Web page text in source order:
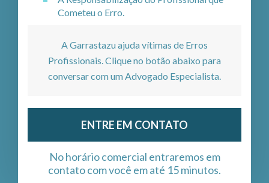
Cometeu o Erro.
A Garrastazu ajuda vítimas de Erros
Profissionais. Clique no botão abaixo para
conversar com um Advogado Especialista.
ENTRE EM CONTATO
No horário comercial entraremos em
contato com você em até 15 minutos.